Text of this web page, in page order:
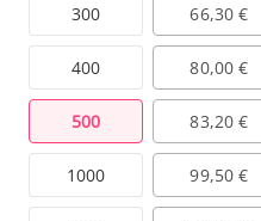
300
400
500
1000
66,30 €
80,00 €
83,20 €
99,50 €